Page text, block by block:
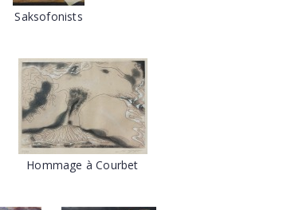
Saksofonists
Hommage à Courbet